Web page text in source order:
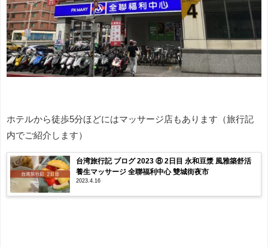
ホテルから徒歩5分ほどにはマッサージ店もあります（旅行記
内でご紹介します）
台湾旅行記 ブログ 2023 ⑧ 2日目 永和豆漿 風雅築舒活
養生マッサージ 全聯福利中心 雙城街夜市
2023.4.16